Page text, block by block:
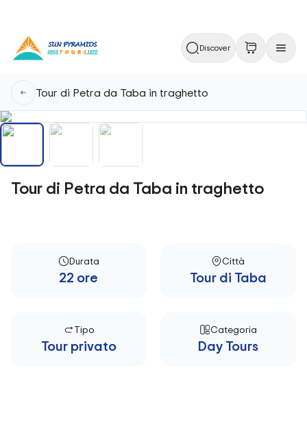
Discover
Tour di Petra da Taba in traghetto
Tour di Petra da Taba in traghetto
Durata
22 ore
Città
Tour di Taba
Tipo
Tour privato
Categoria
Day Tours